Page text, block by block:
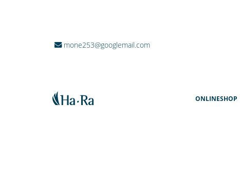
mone253@googlemail.com
ONLINESHOP